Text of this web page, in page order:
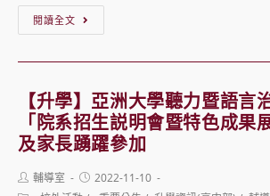
營
隊
資
訊
系
列
課
程」
年
「探
索
啟
航」
閱讀全文
國
立
清
華
學
【升學】亞洲大學聽力暨語言
「院系招生説明會暨特色成果
及家長踴躍參加
Post
author:
輔導室
Post
published:
2022-11-10